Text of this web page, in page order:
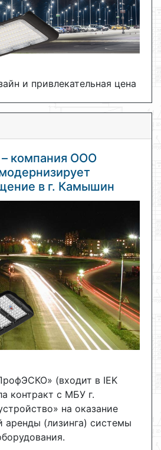
и привлекательная цена
– компания ООО
в г. Камышин
(входит в IEK
контракт с МБУ г.
на оказание
аренды (лизинга) системы